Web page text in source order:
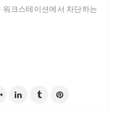
크스테이션에서 차단하는